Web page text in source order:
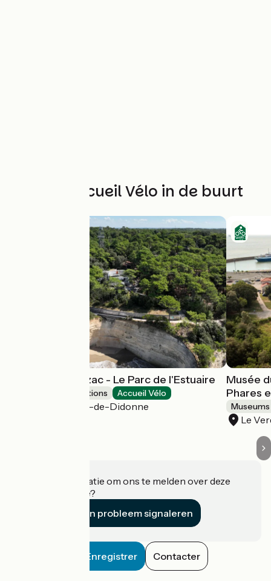
Andere Accueil Vélo in de buurt
Domaine de Suzac - Le Parc de l'Estuaire
Museums & attractions Accueil Vélo
Saint-Georges-de-Didonne
Musée
Phares
Le
Heeft u informatie om ons te melden over deze
accommodatie?
Een probleem signaleren
Enregistrer Contacter